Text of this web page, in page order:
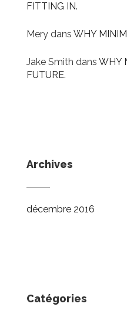
FITTING IN.
Merydans WHY
Jake Smith dans WHY
FUTURE.
Archives
décembre 2016
Catégories